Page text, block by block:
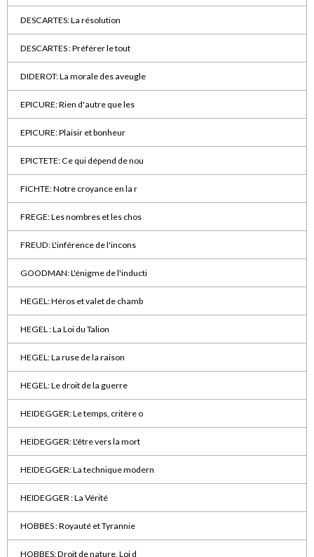
DESCARTES: La résolution
DESCARTES : Préférer le tout
DIDEROT: La morale des aveugle
EPICURE: Rien d'autre que les
EPICURE: Plaisir et bonheur
EPICTETE: Ce qui dépend de nou
FICHTE: Notre croyance en la r
FREGE: Les nombres et les chos
FREUD: L'inférence de l'incons
GOODMAN: L'énigme de l'inducti
HEGEL: Héros et valet de chamb
HEGEL : La Loi du Talion
HEGEL: La ruse de la raison
HEGEL: Le droit de la guerre
HEIDEGGER: Le temps, critère o
HEIDEGGER: L'être vers la mort
HEIDEGGER: La technique modern
HEIDEGGER : La Vérité
HOBBES : Royauté et Tyrannie
HOBBES: Droit de nature, Loi d